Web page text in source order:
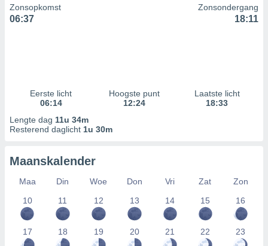
Zonsopkomst
06:37
Zonsondergang
18:11
Eerste licht
06:14
Hoogste punt
12:24
Laatste licht
18:33
Lengte dag 11u 34m
Resterend daglicht 1u 30m
Maanskalender
Maa Din Woe Don Vri Zat
Zon
10
11 12 13 14 15 16
17 18 19 20 21 22 23